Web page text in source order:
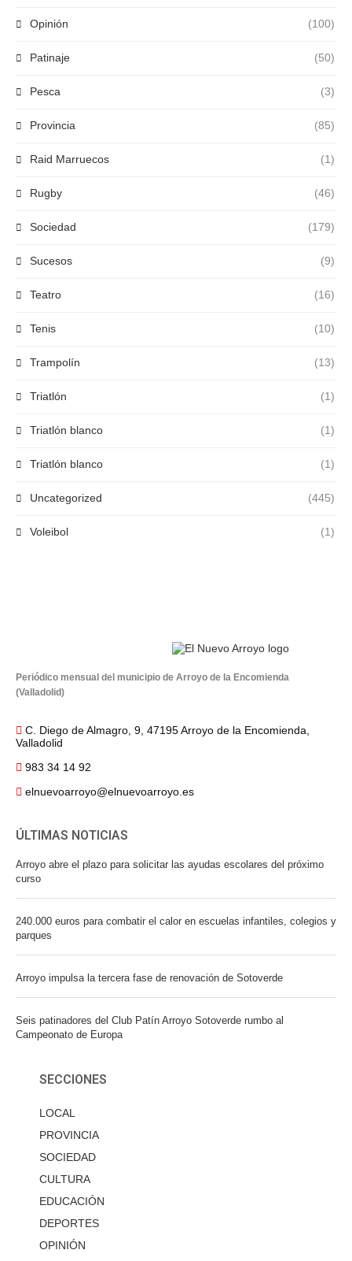
Opinión (100)
Patinaje (50)
Pesca (3)
Provincia (85)
Raid Marruecos (1)
Rugby (46)
Sociedad (179)
Sucesos (9)
Teatro (16)
Tenis (10)
Trampolín (13)
Triatlón (1)
Triatlón blanco (1)
Triatlón blanco (1)
Uncategorized (445)
Voleibol (1)
Periódico mensual del municipio de Arroyo de la Encomienda
(Valladolid)
C. Diego de Almagro, 9, 47195 Arroyo de la Encomienda,
Valladolid
983 34 14 92
elnuevoarroyo@elnuevoarroyo.es
ÚLTIMAS NOTICIAS
Arroyo abre el plazo para solicitar las ayudas escolares del próximo
curso
240.000 euros para combatir el calor en escuelas infantiles, colegios y
parques
Arroyo impulsa la tercera fase de renovación de Sotoverde
Seis patinadores del Club Patín Arroyo Sotoverde rumbo al
Campeonato de Europa
SECCIONES
LOCAL
PROVINCIA
SOCIEDAD
CULTURA
EDUCACIÓN
DEPORTES
OPINIÓN